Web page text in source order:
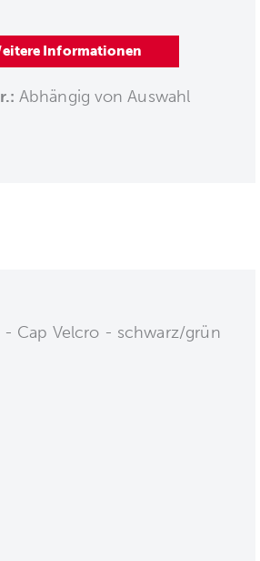
Informationen
Abhängig von Auswahl
- Cap Velcro - schwarz/grün